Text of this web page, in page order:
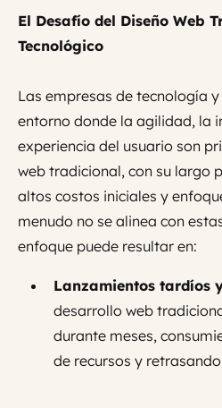
El Desafío del Diseño Web
Tecnológico
Las empresas de tecnología
entorno donde la agilidad, la
experiencia del usuario son
web tradicional, con su largo
altos costos iniciales y
menudo no se alinea con
enfoque puede resultar en:
Lanzamientos tardíos
desarrollo web
durante meses,
de recursos y